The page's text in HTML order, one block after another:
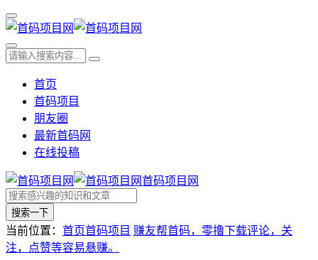
首页
首码项目
朋友圈
最新首码网
在线投稿
首码项目网
搜索一下
当前位置： 首页首码项目 赚友帮首码，零撸下载评论，关
注，点赞等容易悬赚。